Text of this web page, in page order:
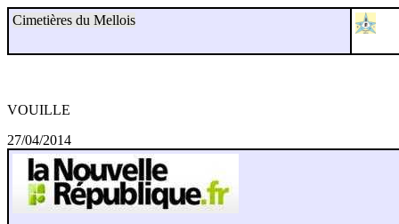
Cimetières du Mellois
VOUILLE
27/04/2014